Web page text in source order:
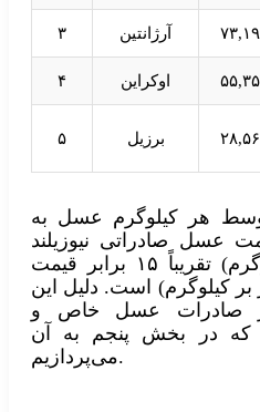
۳ آرژانتین
۴ اوکراین
۵ برزیل
هر کیلوگرم عسل به
عسل صادراتی نیوزیلند
(حدود ۲۴.۶ دلار بر کیلوگرم) تقریباً ۱۵ برابر قیمت
(حدود ۱.۶ دلار بر کیلوگرم) است. دلیل این
بر صادرات عسل خاص و
که در بخش پنجم به آن
می‌پردازیم.